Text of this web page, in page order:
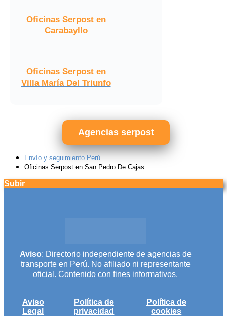
Oficinas Serpost en
Carabayllo
Oficinas Serpost en
Villa María Del Triunfo
Agencias serpost
Envío y seguimiento Perú
Oficinas Serpost en San Pedro De Cajas
Subir
Aviso: Directorio independiente de agencias de
transporte en Perú. No afiliado ni representante
oficial. Contenido con fines informativos.
Aviso
Legal
Política de
privacidad
Política de
cookies